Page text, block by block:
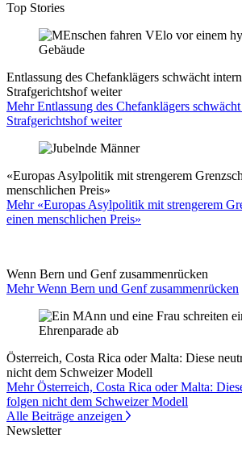
Top Stories
Entlassung des Chefanklägers schwächt
Strafgerichtshof weiter
Mehr Entlassung des Chefanklägers
Strafgerichtshof weiter
«Europas Asylpolitik mit strengerem
menschlichen Preis»
Mehr «Europas Asylpolitik mit strengerem
einen menschlichen Preis»
Wenn Bern und Genf zusammenrücken
Mehr Wenn Bern und Genf zusammenrücken
Österreich, Costa Rica oder Malta: Diese
nicht dem Schweizer Modell
Mehr Österreich, Costa Rica oder Malta:
folgen nicht dem Schweizer Modell
Alle Beiträge anzeigen
Newsletter